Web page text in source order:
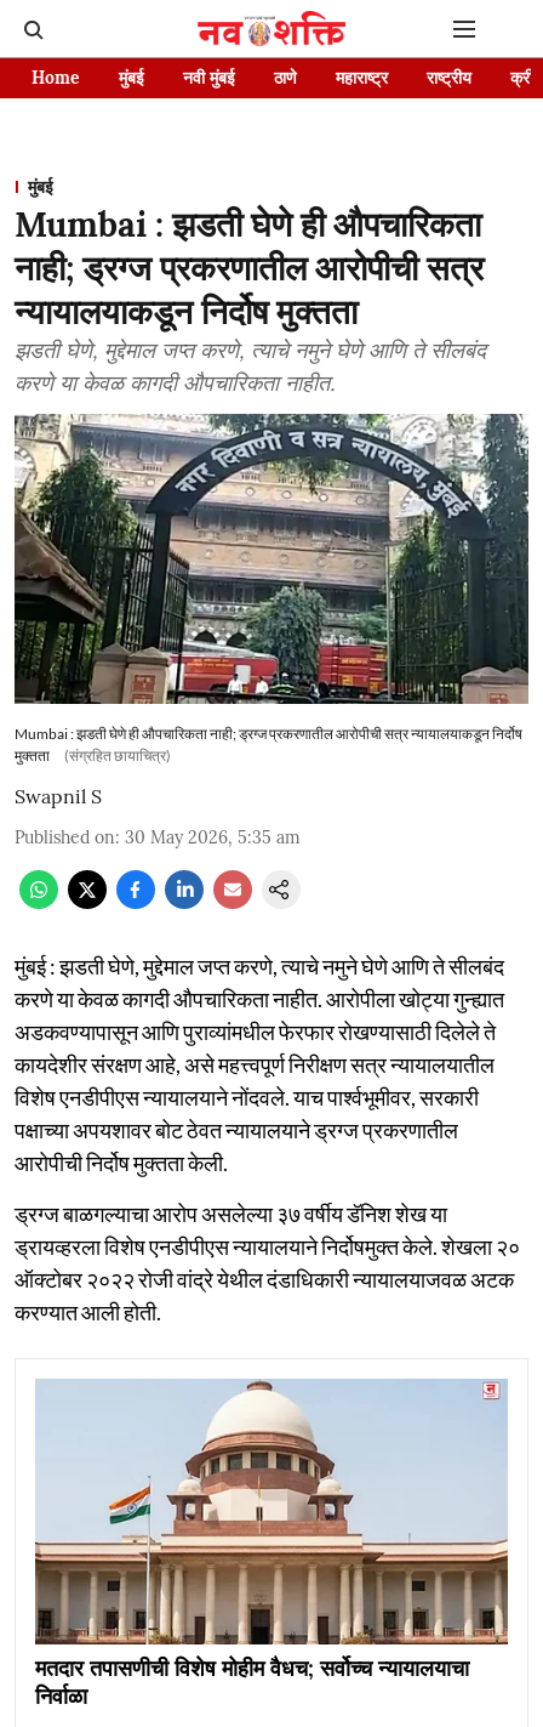
Home मुंबई नवी मुंबई ठाणे महाराष्ट्र राष्ट्रीय
मुंबई
Mumbai : झडती घेणे ही औपचारिकता
नाही; ड्रग्ज प्रकरणातील आरोपीची सत्र
न्यायालयाकडून निर्दोष मुक्तता
झडती घेणे, मुद्देमाल जप्त करणे, त्याचे नमुने घेणे आणि ते सीलबंद
करणे या केवळ कागदी औपचारिकता नाहीत.
Mumbai : झडती घेणे ही औपचारिकता नाही; ड्रग्ज प्रकरणातील आरोपीची सत्र न्यायालयाकडून निर्दोष
मुक्तता
(संग्रहित छायाचित्र)
Swapnil S
Published on: 30 May 2026, 5:35 am
मुंबई : झडती घेणे, मुद्देमाल जप्त करणे, त्याचे नमुने घेणे आणि ते सीलबंद
करणे या केवळ कागदी औपचारिकता नाहीत. आरोपीला खोट्या गुन्ह्यात
अडकवण्यापासून आणि पुराव्यांमधील फेरफार रोखण्यासाठी दिलेले ते
कायदेशीर संरक्षण आहे, असे महत्त्वपूर्ण निरीक्षण सत्र न्यायालयातील
विशेष एनडीपीएस न्यायालयाने नोंदवले. याच पार्श्वभूमीवर, सरकारी
पक्षाच्या अपयशावर बोट ठेवत न्यायालयाने ड्रग्ज प्रकरणातील
आरोपीची निर्दोष मुक्तता केली.
ड्रग्ज बाळगल्याचा आरोप असलेल्या ३७ वर्षीय डॅनिश शेख या
ड्रायव्हरला विशेष एनडीपीएस न्यायालयाने निर्दोषमुक्त केले. शेखला २०
ऑक्टोबर २०२२ रोजी वांद्रे येथील दंडाधिकारी न्यायालयाजवळ अटक
करण्यात आली होती.
मतदार तपासणीची विशेष मोहीम वैधच; सर्वोच्च न्यायालयाचा
निर्वाळा